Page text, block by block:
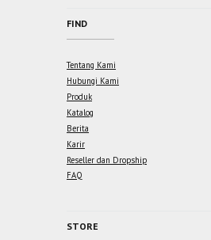
FIND
Tentang Kami
Hubungi Kami
Produk
Katalog
Berita
Karir
Reseller dan Dropship
FAQ
STORE